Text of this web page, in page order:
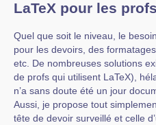
LaTeX pour les profs
Quel que soit le niveau, le
pour les devoirs, des formatages
etc. De nombreuses solutions
de profs qui utilisent LaTeX),
n’a sans doute été un jour
Aussi, je propose tout
tête de devoir surveillé et celle